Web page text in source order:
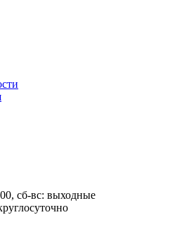
сб-вс: выходные